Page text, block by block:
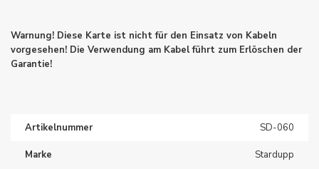
Warnung! Diese Karte ist nicht für den Einsatz von Kabeln
vorgesehen! Die Verwendung am Kabel führt zum Erlöschen der
Garantie!
Artikelnummer SD-060
Marke Stardupp